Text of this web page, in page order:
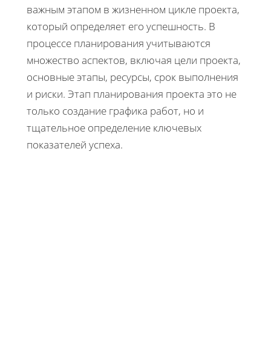
важным этапом в жизненном цикле проекта,
который определяет его успешность. В
процессе планирования учитываются
множество аспектов, включая цели проекта,
основные этапы, ресурсы, срок выполнения
и риски. Этап планирования проекта это не
только создание графика работ, но и
тщательное определение ключевых
показателей успеха.